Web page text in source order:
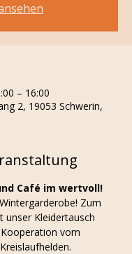
– 16:00
2, 19053 Schwerin,
Café im wertvoll!
Zum
Kleidertausch
vom